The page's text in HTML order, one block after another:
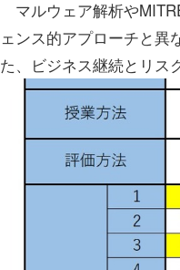
マルウェア解析や
ェンス的アプローチと異
た、ビジネス継続とリス